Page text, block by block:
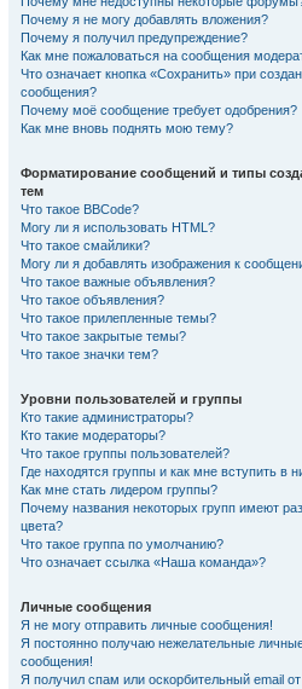
Почему я не могу добавлять вложения?
Почему я получил предупреждение?
Как мне пожаловаться на сообщения
Что означает кнопка «Сохранить» при
сообщения?
Почему моё сообщение требует одобрения?
Как мне вновь поднять мою тему?
Форматирование сообщений и типы
тем
Что такое BBCode?
Могу ли я использовать HTML?
Что такое смайлики?
Могу ли я добавлять изображения к
Что такое важные объявления?
Что такое объявления?
Что такое прилепленные темы?
Что такое закрытые темы?
Что такое значки тем?
Уровни пользователей и группы
Кто такие администраторы?
Кто такие модераторы?
Что такое группы пользователей?
Где находятся группы и как мне вступить в
Как мне стать лидером группы?
Почему названия некоторых групп имеют
цвета?
Что такое группа по умолчанию?
Что означает ссылка «Наша команда»?
Личные сообщения
Я не могу отправить личные сообщения!
Я постоянно получаю нежелательные
сообщения!
Я получил спам или оскорбительный email от